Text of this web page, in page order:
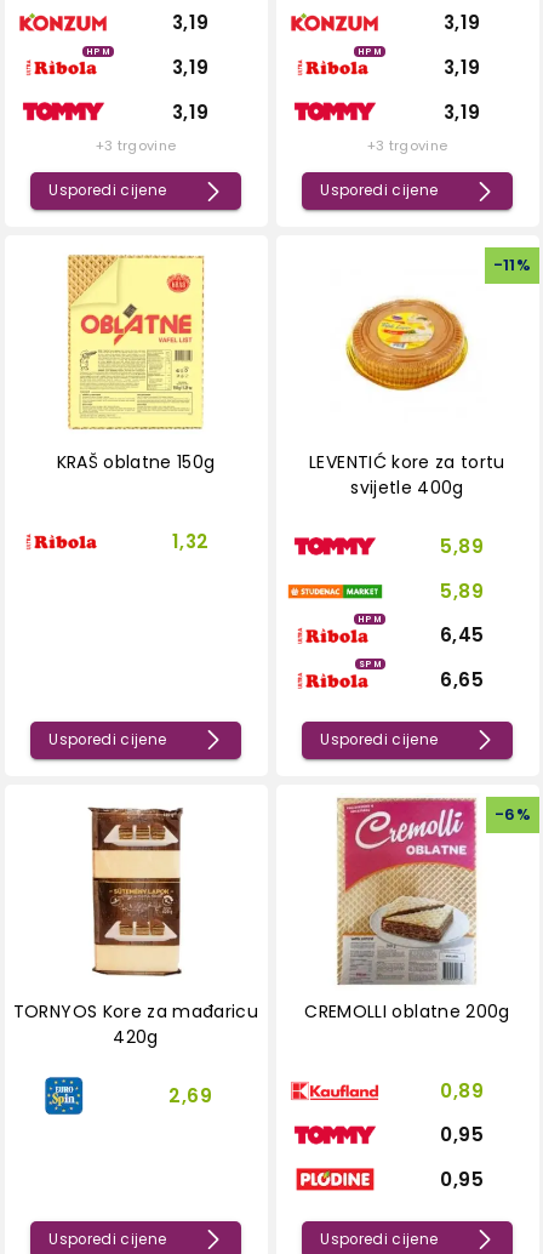
3,19
HPM
3,19
3,19
+3 trgovine
Usporedi cijene
3,19
HPM
3,19
3,19
+3 trgovine
Usporedi cijene
KRAŠ oblatne 150g
1,32
Usporedi cijene
-11%
LEVENTIĆ kore za tortu
svijetle 400g
5,89
5,89
HPM
6,45
SPM
6,65
Usporedi cijene
TORNYOS Kore za mađaricu
420g
2,69
Usporedi cijene
-6%
CREMOLLI oblatne 200g
0,89
0,95
0,95
Usporedi cijene